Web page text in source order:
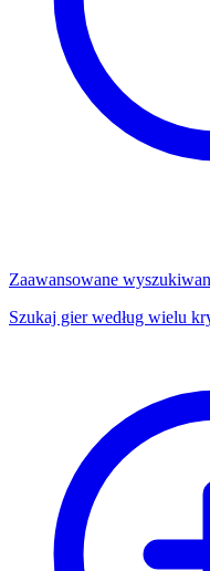
Zaawansowane
Szukaj gier według wielu